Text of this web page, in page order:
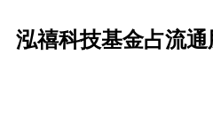
泓禧科技基金占流